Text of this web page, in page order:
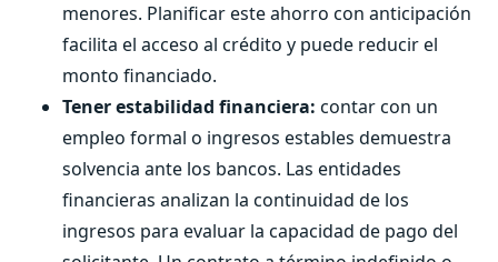
menores. Planificar este ahorro con anticipación
facilita el acceso al crédito y puede reducir el
monto financiado.
Tener estabilidad financiera: contar con un
empleo formal o ingresos estables demuestra
solvencia ante los bancos. Las entidades
financieras analizan la continuidad de los
ingresos para evaluar la capacidad de pago del